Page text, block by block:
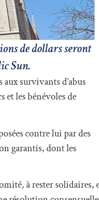
de dollars seront
Sun.
survivants d’abus
et les bénévoles de
contre lui par des
garantis, dont les
à rester solidaires,